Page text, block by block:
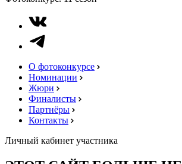
О фотоконкурсе
Номинации
Жюри
Финалисты
Партнёры
Контакты
Личный кабинет участника